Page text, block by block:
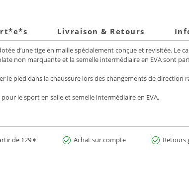
Livraison & Retours
d’une tige en maille spécialement conçue et revisitée.
non marquante et la semelle intermédiaire en EVA sont
le pied dans la chaussure lors des changements de
le sport en salle et semelle intermédiaire en EVA.
de 129 € Achat sur compte Retours